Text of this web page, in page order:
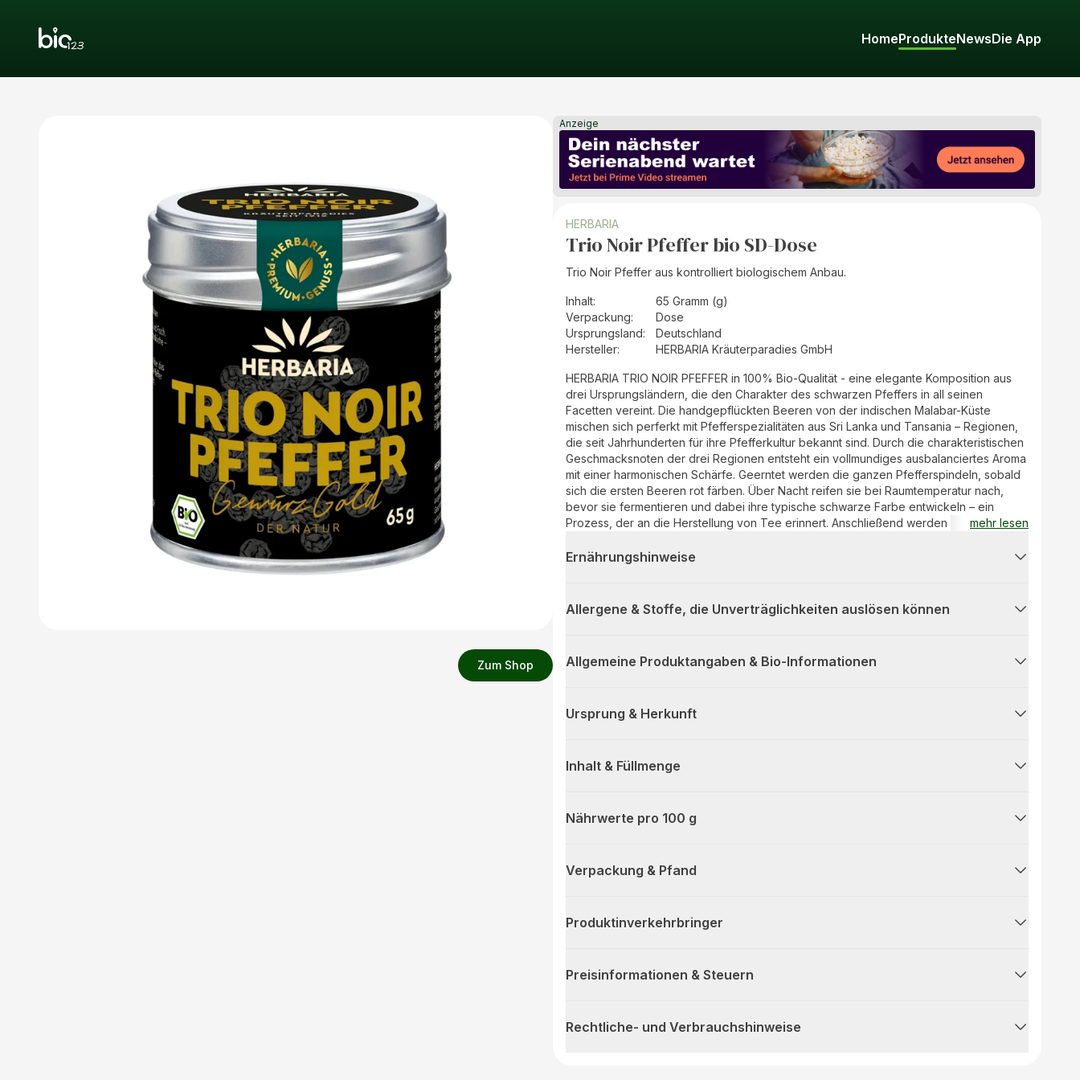
HomeProdukteNewsDie App
Zum Shop
Anzeige
HERBARIA
Trio Noir Pfeffer bio SD-Dose
Trio Noir Pfeffer aus kontrolliert biologischem Anbau.
Inhalt:
65 Gramm (g)
Verpackung:
Dose
Ursprungsland:
Deutschland
Hersteller: HERBARIA Kräuterparadies GmbH
HERBARIA TRIO NOIR PFEFFER in 100% Bio-Qualität - eine elegante Komposition aus
drei Ursprungsländern, die den Charakter des schwarzen Pfeffers in all seinen
Facetten vereint. Die handgepflückten Beeren von der indischen Malabar-Küste
mischen sich perferkt mit Pfefferspezialitäten aus Sri Lanka und Tansania – Regionen,
die seit Jahrhunderten für ihre Pfefferkultur bekannt sind. Durch die charakteristischen
Geschmacksnoten der drei Regionen entsteht ein vollmundiges ausbalanciertes Aroma
mit einer harmonischen Schärfe. Geerntet werden die ganzen Pfefferspindeln, sobald
sich die ersten Beeren rot färben. Über Nacht reifen sie bei Raumtemperatur nach,
bevor sie fermentieren und dabei ihre typische schwarze Farbe entwickeln – ein
Prozess, der an die Herstellung von Tee erinnert. Anschließend werden die Beeren
Ob für Fleisch, Fisch, Gemüse, Pasta oder Salate – TRIO NOIR PFEFFER ist ein
mehr lesen
Ernährungshinweise
Allergene & Stoffe, die Unverträglichkeiten auslösen können
Allgemeine Produktangaben & Bio-Informationen
Ursprung & Herkunft
Inhalt & Füllmenge
Nährwerte pro 100 g
Verpackung & Pfand
Produktinverkehrbringer
Preisinformationen & Steuern
Rechtliche- und Verbrauchshinweise